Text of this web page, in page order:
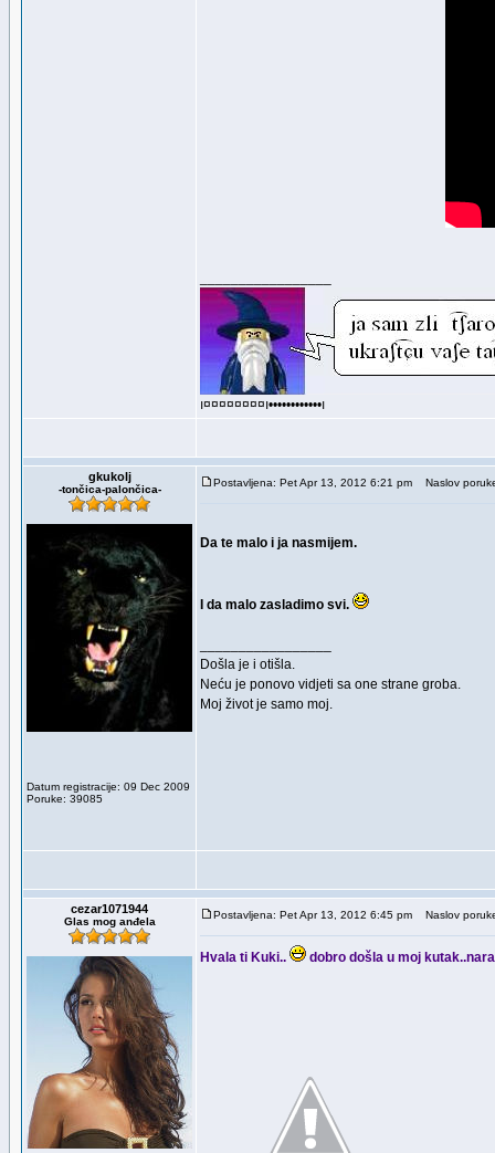
ı¤¤¤¤¤¤¤¤ı••••••••••••ı
gkukolj
-tončica-palončica-
Datum registracije: 09 Dec 2009
Poruke: 39085
Postavljena: Pet Apr 13, 2012 6:21 pm Naslov
Da te malo i ja nasmijem.
I da malo zasladimo svi.
Došla je i otišla.
Neću je ponovo vidjeti sa one strane groba.
Moj život je samo moj.
cezar1071944
Glas mog anđela
Postavljena: Pet Apr 13, 2012 6:45 pm Naslov
Hvala ti Kuki.. dobro došla u moj